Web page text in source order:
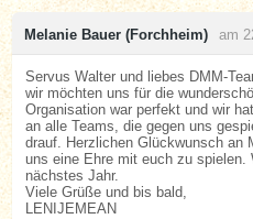
Melanie Bauer (Forchheim) am
Servus Walter und liebes DMM-
wir möchten uns für die
Organisation war perfekt und wir
an alle Teams, die gegen uns
drauf. Herzlichen Glückwunsch
uns eine Ehre mit euch zu spielen.
nächstes Jahr.
Viele Grüße und bis bald,
LENIJEMEAN